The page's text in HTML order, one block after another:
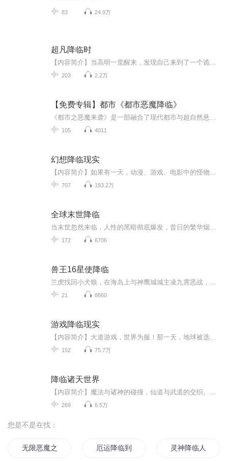
83 24.9万
超凡降临时
203 2.2万
【免费专辑】都市《都市恶魔降临》
105 4011
幻想降临现实
707 193.2万
全球末世降临
172 6706
兽王16星使降临
21 8660
游戏降临现实
152 75.7万
降临诸天世界
269 6.5万
您是不是在找：
无限恶魔之降临 厄运降临到我身边 灵神降临人间